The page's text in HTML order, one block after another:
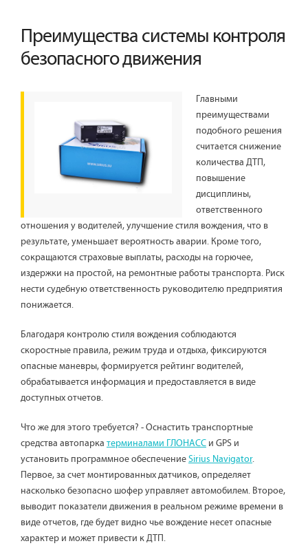
Преимущества системы контроля
безопасного движения
Главными
преимуществами
подобного решения
считается снижение
количества ДТП,
повышение
дисциплины,
ответственного
отношения у водителей, улучшение стиля вождения, что в
результате, уменьшает вероятность аварии. Кроме того,
сокращаются страховые выплаты, расходы на горючее,
издержки на простой, на ремонтные работы транспорта. Риск
нести судебную ответственность руководителю предприятия
понижается.
Благодаря контролю стиля вождения соблюдаются
скоростные правила, режим труда и отдыха, фиксируются
опасные маневры, формируется рейтинг водителей,
обрабатывается информация и предоставляется в виде
доступных отчетов.
Что же для этого требуется? - Оснастить транспортные
средства автопарка терминалами ГЛОНАСС и GPS и
установить программное обеспечениеSirius Navigator.
Первое, за счет монтированных датчиков, определяет
насколько безопасно шофер управляет автомобилем. Второе,
выводит показатели движения в реальном режиме времени в
виде отчетов, где будет видно чье вождение несет опасные
характер и может привести к ДТП.